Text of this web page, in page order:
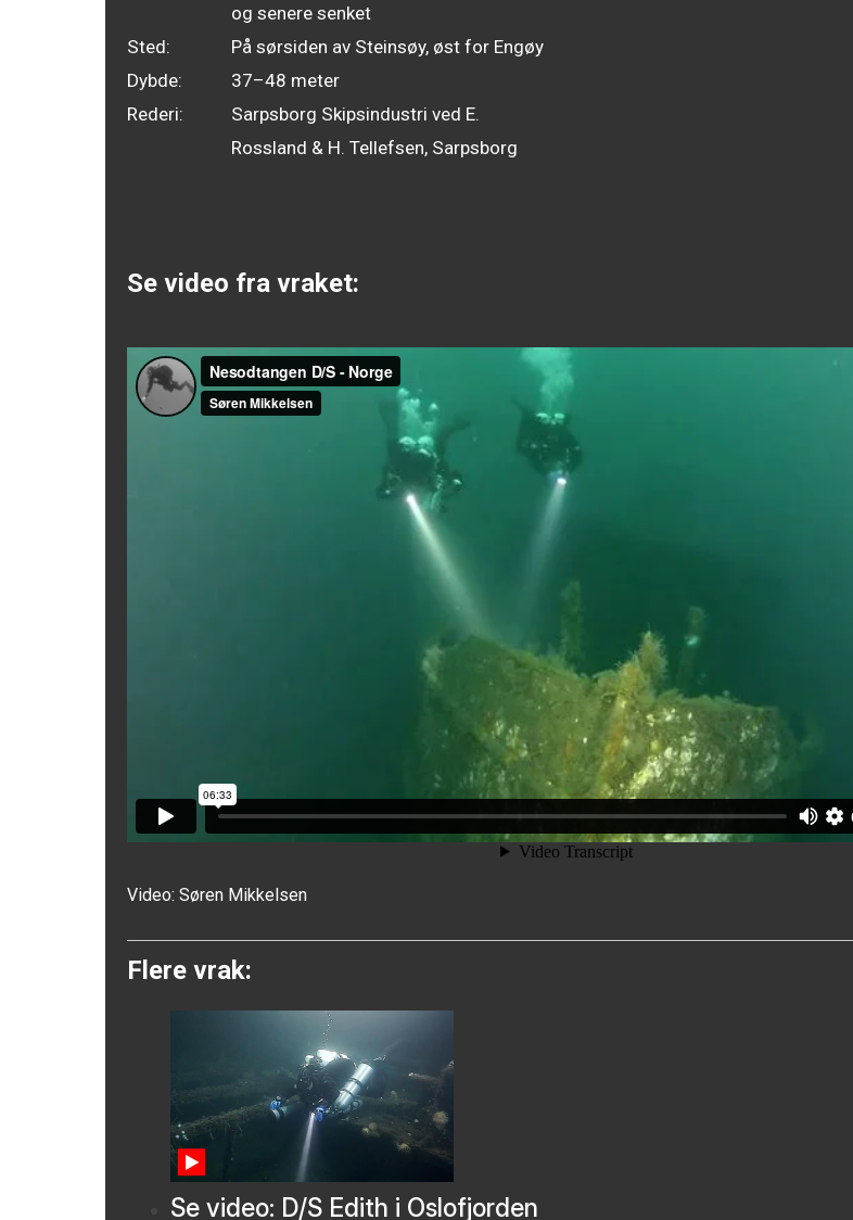
og senere senket
Sted:
På sørsiden av Steinsøy, øst for Engøy
Dybde:
37–48 meter
Rederi:
Sarpsborg Skipsindustri ved E.
Rossland & H. Tellefsen, Sarpsborg
Se video fra vraket:
Video: Søren Mikkelsen
Flere vrak:
Se video: D/S Edith i Oslofjorden